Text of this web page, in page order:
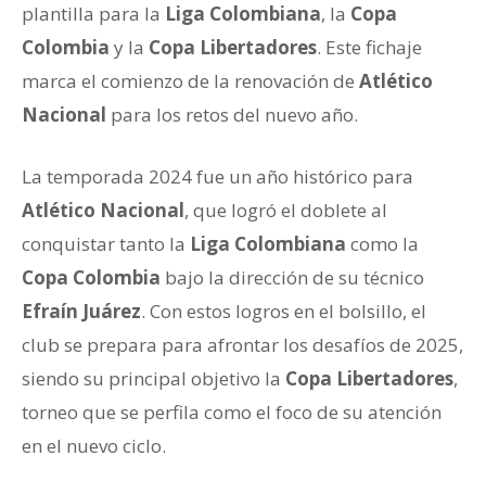
plantilla para la Liga Colombiana, la Copa
Colombia y la Copa Libertadores. Este fichaje
marca el comienzo de la renovación de Atlético
Nacional para los retos del nuevo año.
La temporada 2024 fue un año histórico para
Atlético Nacional, que logró el doblete al
conquistar tanto la Liga Colombiana como la
Copa Colombia bajo la dirección de su técnico
Efraín Juárez. Con estos logros en el bolsillo, el
club se prepara para afrontar los desafíos de 2025,
siendo su principal objetivo la Copa Libertadores,
torneo que se perfila como el foco de su atención
en el nuevo ciclo.